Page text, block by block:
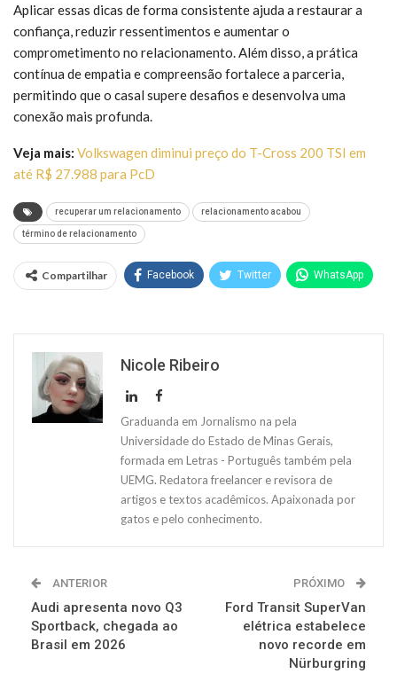
Aplicar essas dicas de forma consistente ajuda a restaurar a
confiança, reduzir ressentimentos e aumentar o
comprometimento no relacionamento. Além disso, a prática
contínua de empatia e compreensão fortalece a parceria,
permitindo que o casal supere desafios e desenvolva uma
conexão mais profunda.
Veja mais: Volkswagen diminui preço do T-Cross 200 TSI em
até R$ 27.988 para PcD
recuperar um relacionamento relacionamento acabou
término de relacionamento
Compartilhar Facebook Twitter WhatsApp
Nicole Ribeiro
Graduanda em Jornalismo na pela
Universidade do Estado de Minas Gerais,
formada em Letras - Português também pela
UEMG. Redatora freelancer e revisora de
artigos e textos acadêmicos. Apaixonada por
gatos e pelo conhecimento.
ANTERIOR
Audi apresenta novo Q3
Sportback, chegada ao
Brasil em 2026
PRÓXIMO
Ford Transit SuperVan
elétrica estabelece
novo recorde em
Nürburgring